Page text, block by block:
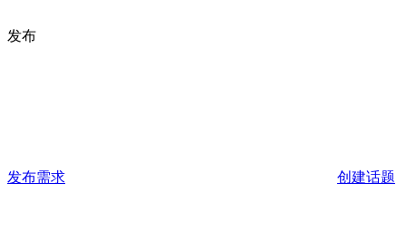
发布
发布需求 创建话题